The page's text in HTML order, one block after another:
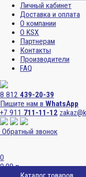
Личный кабинет
Доставка и оплата
О компании
О KSX
Партнерам
Контакты
Производители
FAQ
8 812 439-20-39
Пишите нам в WhatsApp
+7 911 711-11-12
Обратный звонок
0
0,00р.